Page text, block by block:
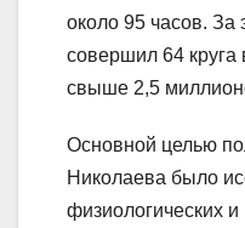
около 95 часов. За
совершил 64 круга
свыше 2,5
Основной целью
Николаева было
физиологических и